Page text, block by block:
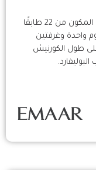
في ميناء خور دبي ، يحتوي برج الخور كريسنت المكون من 22 طابقًا
واحدة وغرفتين
طول الكورنيش